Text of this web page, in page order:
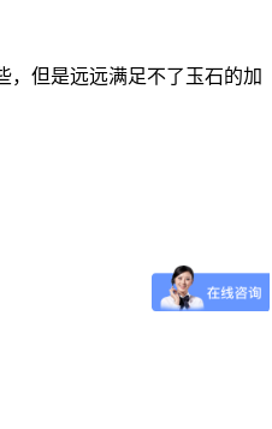
但是远远满足不了玉石的加